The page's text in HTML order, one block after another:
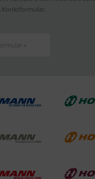
Konktformular.
»